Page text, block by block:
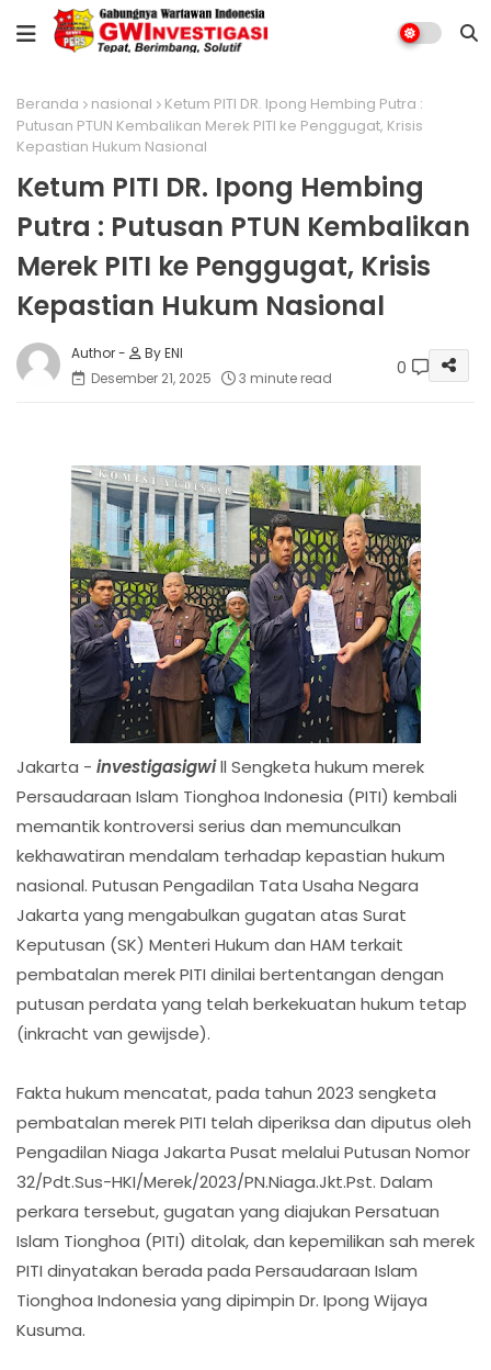
Beranda nasional
Ketum PITI DR. Ipong Hembing Putra :
Putusan PTUN Kembalikan Merek PITI ke Penggugat, Krisis
Kepastian Hukum Nasional
Ketum PITI DR. Ipong Hembing
Putra : Putusan PTUN Kembalikan
Merek PITI ke Penggugat, Krisis
Kepastian Hukum Nasional
By ENI
Desember 21, 2025
3 minute read 0
Jakarta - investigasigwill Sengketa hukum merek
Persaudaraan Islam Tionghoa Indonesia (PITI) kembali
memantik kontroversi serius dan memunculkan
kekhawatiran mendalam terhadap kepastian hukum
nasional. Putusan Pengadilan Tata Usaha Negara
Jakarta yang mengabulkan gugatan atas Surat
Keputusan (SK) Menteri Hukum dan HAM terkait
pembatalan merek PITI dinilai bertentangan dengan
putusan perdata yang telah berkekuatan hukum tetap
(inkracht van gewijsde).
Fakta hukum mencatat, pada tahun 2023 sengketa
pembatalan merek PITI telah diperiksa dan diputus oleh
Pengadilan Niaga Jakarta Pusat melalui Putusan Nomor
32/Pdt.Sus-HKI/Merek/2023/PN.Niaga.Jkt.Pst. Dalam
perkara tersebut, gugatan yang diajukan Persatuan
Islam Tionghoa (PITI) ditolak, dan kepemilikan sah merek
PITI dinyatakan berada pada Persaudaraan Islam
Tionghoa Indonesia yang dipimpin Dr. Ipong Wijaya
Kusuma.